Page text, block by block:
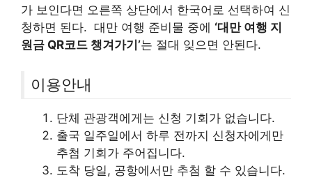
가 보인다면 오른쪽 상단에서 한국어로 선택하여 신
청하면 된다. 대만 여행 준비물 중에 ‘대만 여행 지
원금 QR코드 챙겨가기’는 절대 잊으면 안된다.
이용안내
단체 관광객에게는 신청 기회가 없습니다.
출국 일주일에서 하루 전까지 신청자에게만
추첨 기회가 주어집니다.
도착 당일, 공항에서만 추첨 할 수 있습니다.